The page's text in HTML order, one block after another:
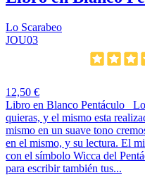
Lo Scarabeo
JOU03
12,50 €
Libro en Blanco Pentáculo Lo
quieras, y el mismo esta
mismo en un suave tono
en el mismo, y su lectura. El
con el símbolo Wicca del
para escribir también tus...